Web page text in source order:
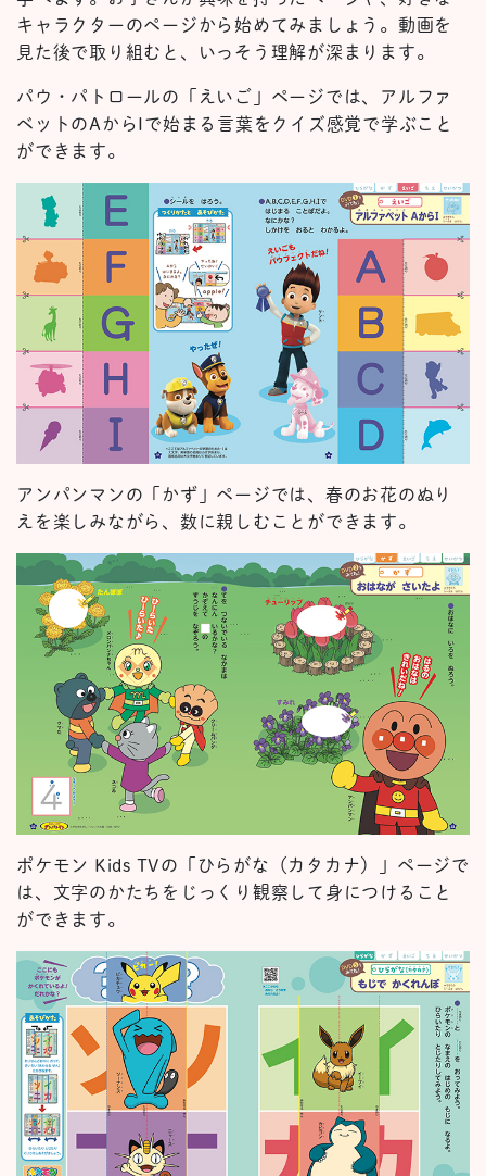
キャラクターのページから始めてみましょう。動画を
見た後で取り組むと、いっそう理解が深まります。
パウ・パトロールの「えいご」ページでは、アルファ
ベットのAからIで始まる言葉をクイズ感覚で学ぶこと
ができます。
アンパンマンの「かず」ページでは、春のお花のぬり
えを楽しみながら、数に親しむことができます。
ポケモン Kids TVの「ひらがな（カタカナ）」ページで
は、文字のかたちをじっくり観察して身につけること
ができます。